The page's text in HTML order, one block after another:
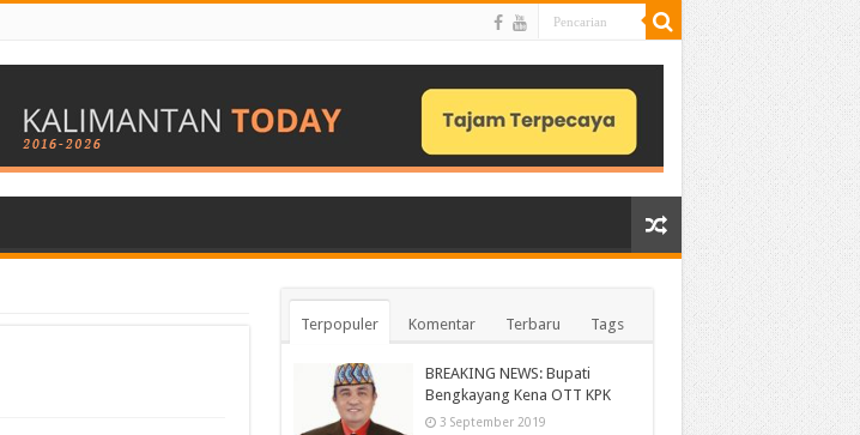
Terpopuler Komentar Terbaru Tags
BREAKING NEWS: Bupati
Bengkayang Kena OTT KPK
3 September 2019